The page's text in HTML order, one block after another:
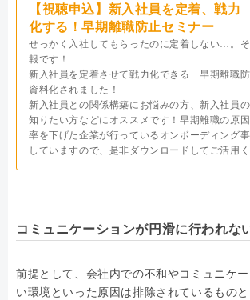
【視聴申込】新入社員を定着、戦力
化する！早期離職防止セミナー
せっかく入社してもらったのに定着しない…。
報です！
新入社員を定着させて戦力化できる「早期離職
資料化されました！
新入社員との関係構築にお悩みの方、新入社員
知りたい方などにオススメです！早期離職の原
率を下げた企業が行っているオンボーディング
していますので、是非ダウンロードしてご活用く
コミュニケーションが円滑に行われな
前提として、会社内での不和やコミュニケ
い環境といった原因は排除されているもの